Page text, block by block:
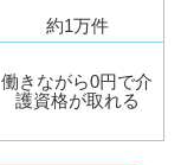
約1万件
働きながら0円で介
護資格が取れる